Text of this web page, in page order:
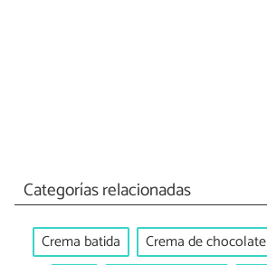
Categorías relacionadas
Crema batida Crema de chocolate